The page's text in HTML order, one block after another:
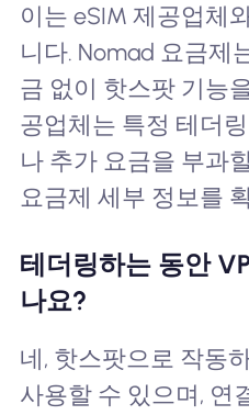
이는 eSIM 제공업체
니다. Nomad 요금제
금 없이 핫스팟 기능
공업체는 특정 테더
나 추가 요금을 부과
요금제 세부 정보를
테더링하는 동안
나요?
네, 핫스팟으로 작동
사용할 수 있으며, 연